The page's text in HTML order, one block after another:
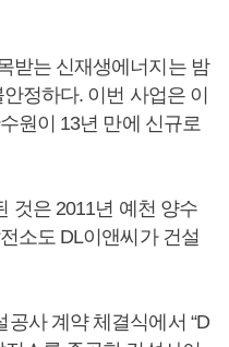
받는 신재생에너지는 밤
정하다. 이번 사업은 이
원이 13년 만에 신규로
것은 2011년 예천 양수
소도 DL이앤씨가 건설
사 계약 체결식에서 “D